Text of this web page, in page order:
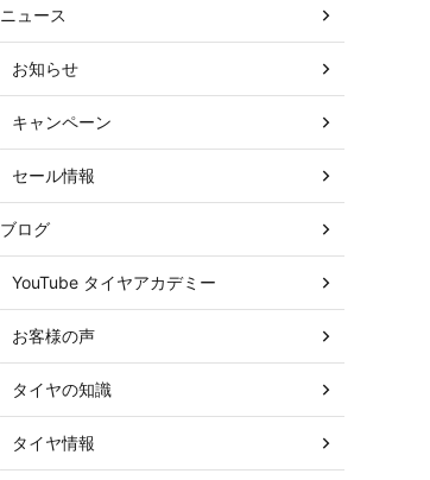
ニュース
お知らせ
キャンペーン
セール情報
ブログ
YouTube タイヤアカデミー
お客様の声
タイヤの知識
タイヤ情報